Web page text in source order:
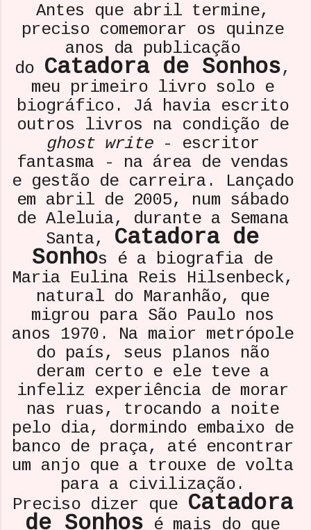
Antes que abril termine,
preciso comemorar os quinze
anos da publicação
do Catadora de Sonhos,
meu primeiro livro solo e
biográfico. Já havia escrito
outros livros na condição de
ghost write- escritor
fantasma - na área de vendas
e gestão de carreira. Lançado
em abril de 2005, num sábado
de Aleluia, durante a Semana
Santa, Catadora de
Sonhos é a biografia de
Maria Eulina Reis Hilsenbeck,
natural do Maranhão, que
migrou para São Paulo nos
anos 1970. Na maior metrópole
do país, seus planos não
deram certo e ele teve a
infeliz experiência de morar
nas ruas, trocando a noite
pelo dia, dormindo embaixo de
banco de praça, até encontrar
um anjo que a trouxe de volta
para a civilização.
Preciso dizer que Catadora
de Sonhos é mais do que